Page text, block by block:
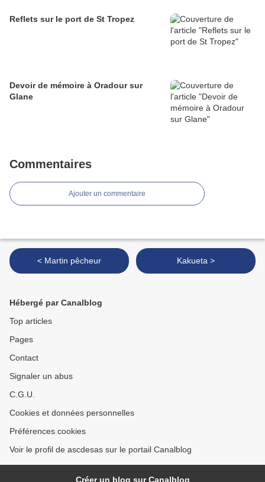
Reflets sur le port de St Tropez
Devoir de mémoire à Oradour sur
Glane
Commentaires
Ajouter un commentaire
< Martin pêcheur Kakueta >
Hébergé par Canalblog
Top articles
Pages
Contact
Signaler un abus
C.G.U.
Cookies et données personnelles
Préférences cookies
Voir le profil de ascdesas sur le portail Canalblog
Créer un blog sur Canalblog